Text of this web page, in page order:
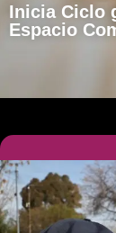
Inicia Ciclo
Espacio